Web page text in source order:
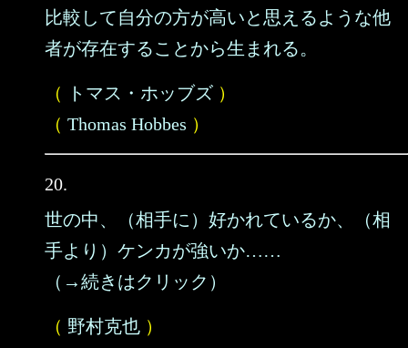
比較して自分の方が高いと思えるような他
者が存在することから生まれる。
（ トマス・ホッブズ ）
（ Thomas Hobbes ）
20.
世の中、（相手に）好かれているか、（相
手より）ケンカが強いか……
（→続きはクリック）
（ 野村克也 ）